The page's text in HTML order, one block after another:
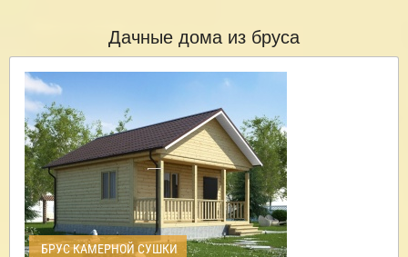
Дачные дома из бруса
БРУС КАМЕРНОЙ СУШКИ